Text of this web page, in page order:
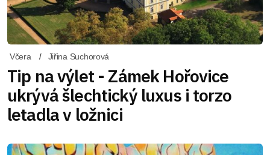
Včera Jiřina Suchorová
Tip na výlet - Zámek Hořovice
ukrývá šlechtický luxus i torzo
letadla v ložnici